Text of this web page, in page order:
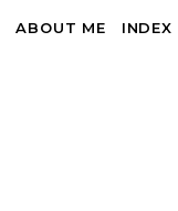
ABOUT ME INDEX